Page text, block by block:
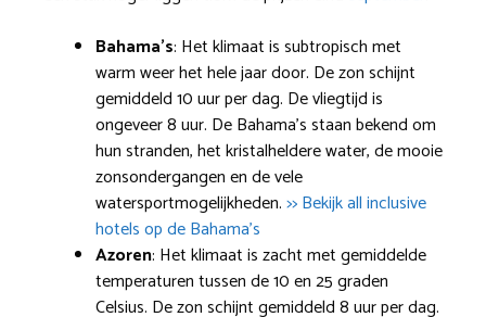
Bahama’s: Het klimaat is subtropisch met
warm weer het hele jaar door. De zon schijnt
gemiddeld 10 uur per dag. De vliegtijd is
ongeveer 8 uur. De Bahama’s staan bekend om
hun stranden, het kristalheldere water, de mooie
zonsondergangen en de vele
watersportmogelijkheden.>> Bekijk all inclusive
hotels op de Bahama’s
Azoren: Het klimaat is zacht met gemiddelde
temperaturen tussen de 10 en 25 graden
Celsius. De zon schijnt gemiddeld 8 uur per dag.